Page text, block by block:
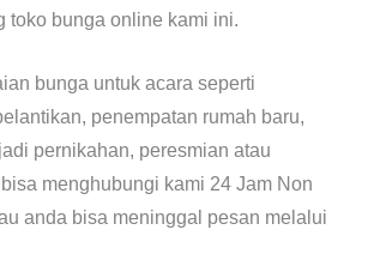
toko bunga online kami ini.
bunga untuk acara seperti
penempatan rumah baru,
pernikahan, peresmian atau
menghubungi kami 24 Jam Non
anda bisa meninggal pesan melalui